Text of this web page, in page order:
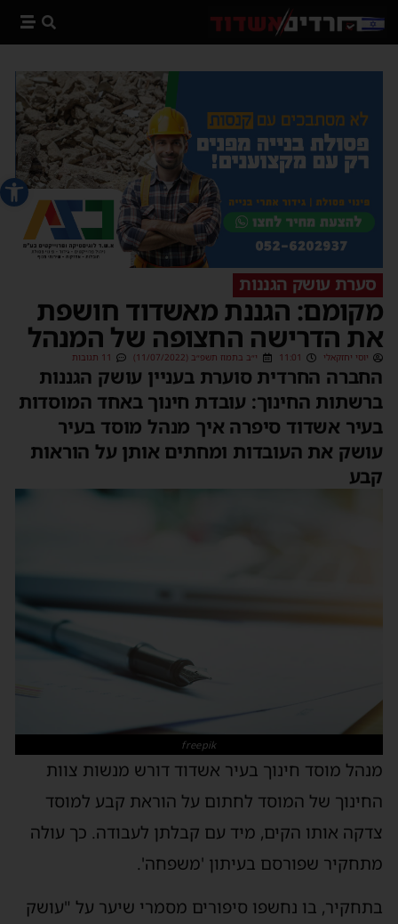
פתח
סערת עושק הגננות
מקומם: הגננת מאשדוד חושפת
את הדרישה החצופה של המנהל
יוסי יחזקאלי 11:01 י״ב בתמוז תשפ״ב (11/07/2022) 11 תגובות
החברה החרדית סוערת בעניין עושק הגננות
ברשתות החינוך: עובדת חינוך באחד המוסדות
בעיר אשדוד סיפרה איך מנהל מוסד בעיר
עושק את העובדות ומחתים אותן על הוראות
קבע
freepik
מנהל מוסד חינוך בעיר אשדוד דורש מנשות צוות
החינוך של המוסד לחתום על הוראת קבע למוסד
צדקה אותו הקים, מיד עם קבלתן לעבודה. כך עולה
מתחקיר שפורסם בעיתון 'משפחה'.
בתחקיר, בו נחשפו סיפורים מסמרי שיער על "עושק